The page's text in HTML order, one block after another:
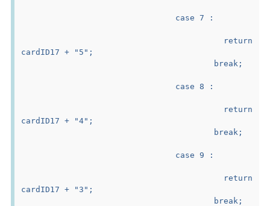
				case 7 :
cardID17 + "5";
					break;
				case 8 :
cardID17 + "4";
					break;
				case 9 :
cardID17 + "3";
					break;